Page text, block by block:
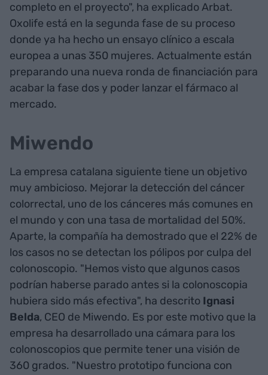
completo en el proyecto", ha explicado Arbat.
Oxolife está en la segunda fase de su proceso
donde ya ha hecho un ensayo clínico a escala
europea a unas 350 mujeres. Actualmente están
preparando una nueva ronda de financiación para
acabar la fase dos y poder lanzar el fármaco al
mercado.
Miwendo
La empresa catalana siguiente tiene un objetivo
muy ambicioso. Mejorar la detección del cáncer
colorrectal, uno de los cánceres más comunes en
el mundo y con una tasa de mortalidad del 50%.
Aparte, la compañía ha demostrado que el 22% de
los casos no se detectan los pólipos por culpa del
colonoscopio. "Hemos visto que algunos casos
podrían haberse parado antes si la colonoscopia
hubiera sido más efectiva", ha descrito Ignasi
Belda, CEO de Miwendo. Es por este motivo que la
empresa ha desarrollado una cámara para los
colonoscopios que permite tener una visión de
360 grados. "Nuestro prototipo funciona con